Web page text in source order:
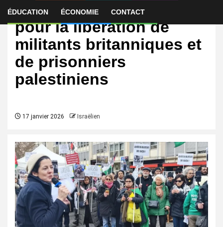
ÉDUCATION ÉCONOMIE CONTACT
Rassemblement à Paris
pour la libération de
militants britanniques et
de prisonniers
palestiniens
17 janvier 2026 Israëlien